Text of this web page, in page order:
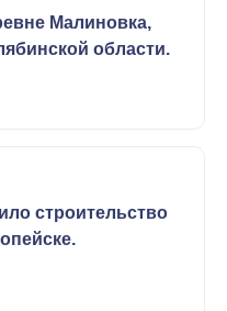
Малиновка,
области.
строительство